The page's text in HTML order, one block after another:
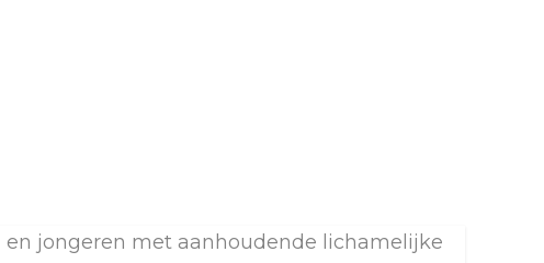
jongeren met aanhoudende lichamelijke